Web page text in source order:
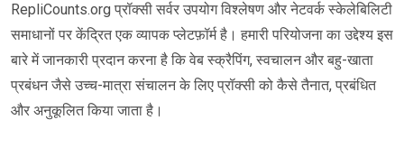
RepliCounts.org प्रॉक्सी सर्वर उपयोग विश्लेषण और नेटवर्क स्केलेबिलिटी
समाधानों पर केंद्रित एक व्यापक प्लेटफ़ॉर्म है। हमारी परियोजना का उद्देश्य इस
बारे में जानकारी प्रदान करना है कि वेब स्क्रैपिंग, स्वचालन और बहु-खाता
प्रबंधन जैसे उच्च-मात्रा संचालन के लिए प्रॉक्सी को कैसे तैनात, प्रबंधित
और अनुकूलित किया जाता है।